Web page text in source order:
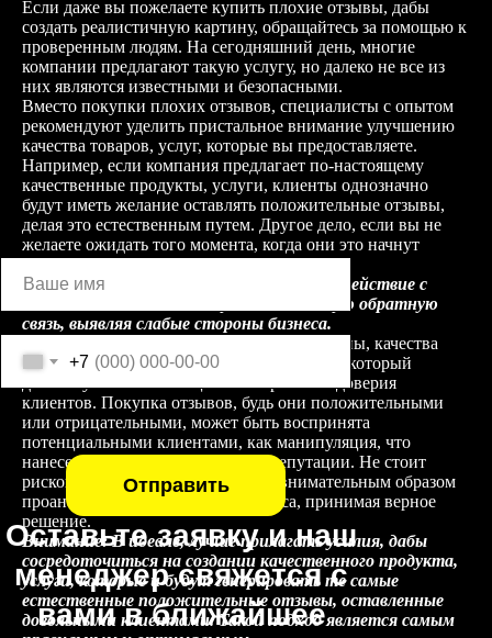
Your email
+7
Отправить
Оставьте заявку и наш
менеджер свяжется с
вами в ближайшее
Если даже вы пожелаете купить плохие отзывы, дабы
создать реалистичную картину, обращайтесь за помощью к
проверенным людям. На сегодняшний день, многие
компании предлагают такую услугу, но далеко не все из
них являются известными и безопасными.
Вместо покупки плохих отзывов, специалисты с опытом
рекомендуют уделить пристальное внимание улучшению
качества товаров, услуг, которые вы предоставляете.
Например, если компания предлагает по-настоящему
качественные продукты, услуги, клиенты однозначно
будут иметь желание оставлять положительные отзывы,
делая это естественным путем. Другое дело, если вы не
желаете ожидать того момента, когда они это начнут
делать.
Также, следует учесть, активное взаимодействие с
клиентами помогает получить истинную обратную
связь, выявляя слабые стороны бизнеса.
Именно поддержание реалистичной картины, качества
отзывов – это важный и ключевой фактор, который
должен учитываться с целью сохранения доверия
клиентов. Покупка отзывов, будь они положительными
или отрицательными, может быть воспринята
потенциальными клиентами, как манипуляция, что
нанесет серьезный ущерб вашей репутации. Не стоит
рисковать и следует тщательным, внимательным образом
проанализировать тонкости вопроса, принимая верное
решение.
Внимание: В идеале, лучше прилагать усилия, дабы
сосредоточиться на создании качественного продукта,
услуги, которые и будут генерировать те самые
естественные положительные отзывы, оставленные
довольными клиентами. Такой подход является самым